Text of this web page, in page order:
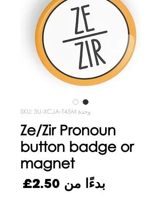
وحدة SKU: 3U-XCJA-T45M
Ze/Zir Pronoun
button badge or
magnet
بدءًا من 2.50£